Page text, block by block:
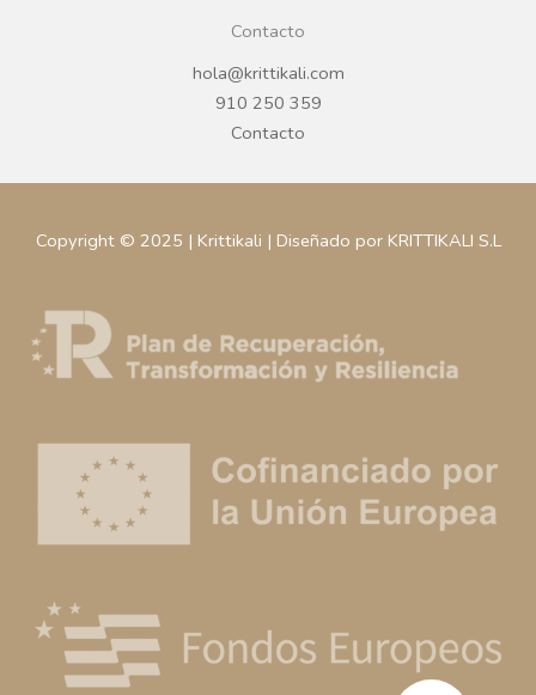
Contacto
hola@krittikali.com
910 250 359
Contacto
Copyright © 2025 | Krittikali | Diseñado por KRITTIKALI S.L